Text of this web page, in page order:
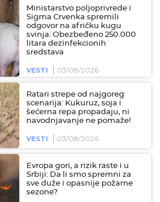
Ministarstvo poljoprivrede i
Sigma Crvenka spremili
odgovor na afričku kugu
svinja: Obezbeđeno 250.000
litara dezinfekcionih
sredstava
VESTI 03/08/2026
Ratari strepe od najgoreg
scenarija: Kukuruz, soja i
šećerna repa propadaju, ni
navodnjavanje ne pomaže!
VESTI 03/08/2026
Evropa gori, a rizik raste i u
Srbiji: Da li smo spremni za
sve duže i opasnije požarne
sezone?